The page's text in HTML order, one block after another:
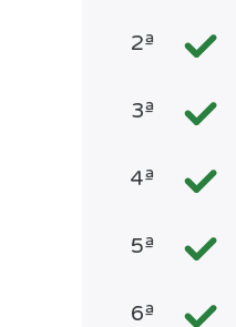
2ª
3ª
4ª
5ª
6ª